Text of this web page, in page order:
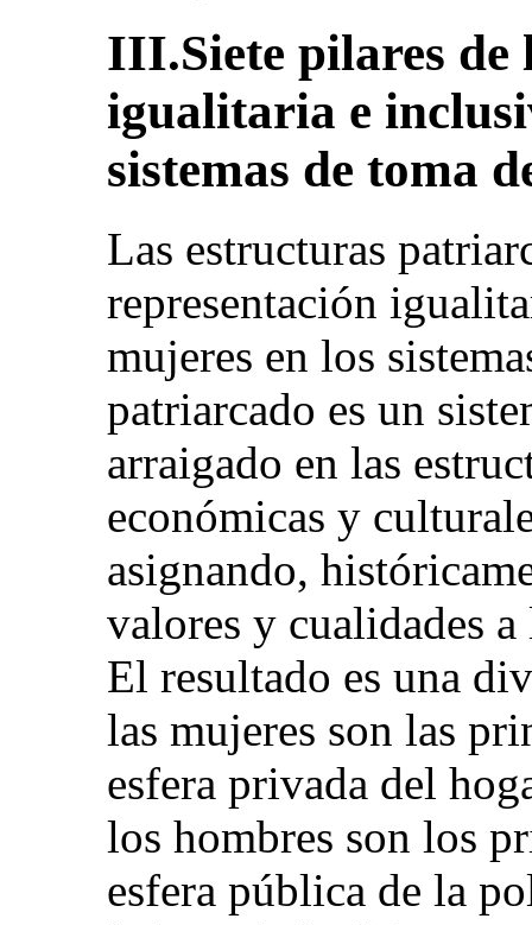
III.Siete pilares de
igualitaria e
sistemas de toma
Las estructuras
representación
mujeres en los
patriarcado es un
arraigado en las
económicas y
asignando,
valores y cualidades
El resultado es una
las mujeres son las
esfera privada del
los hombres son los
esfera pública de la